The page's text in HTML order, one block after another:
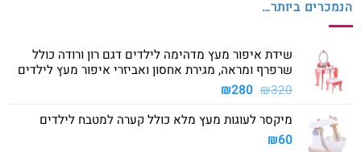
הנמכרים ביותר…
שידת איפור מעץ מדהימה לילדים דגם רון ורודה כולל
שרפרף ומראה, מגירת אחסון ואביזרי איפור מעץ לילדים
₪320
המחיר
היה:
₪280 המחיר
הוא:
מיקסר לעוגות מעץ מלא כולל קערה למטבח לילדים
₪60